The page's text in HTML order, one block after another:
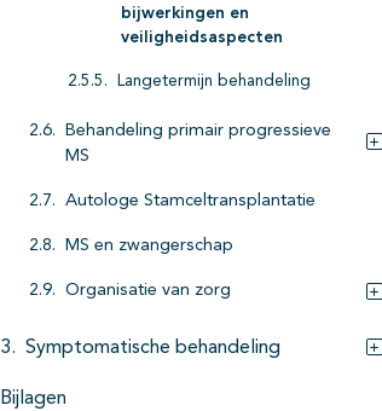
bijwerkingen en
veiligheidsaspecten
Langetermijn behandeling
Behandeling primair progressieve
MS
Autologe Stamceltransplantatie
MS en zwangerschap
Organisatie van zorg
Symptomatische behandeling
Bijlagen